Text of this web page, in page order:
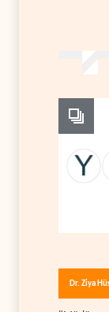
Dr. Ziya